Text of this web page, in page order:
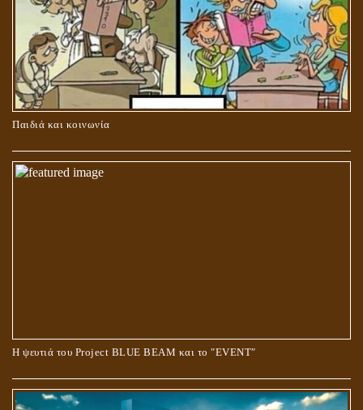
Παιδιά και κοινωνία
Η ψευτιά του Project BLUE BEAM και το ʺEVENTʺ
ΚΑΥΣΗ Ή ΤΑΦΗ ΤΩΝ ΝΕΚΡΩΝ?
Ο ΡΟΛΟΣ ΤΗΣ ΛΙΛΙΘ ΣΤΗ ΓΕΝΕΣΗ